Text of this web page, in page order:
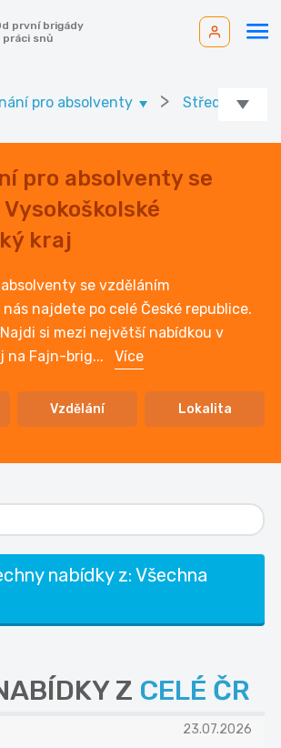
první brigády
práci snů
pro absolventy > Středočeský
pro absolventy se
kraj
se vzděláním
nás najdete po celé České republice.
si mezi největší nabídkou v
na Fajn-brig... Více
Vzdělání Lokalita
nabídky z: Všechna
Z CELÉ ČR
23.07.2026